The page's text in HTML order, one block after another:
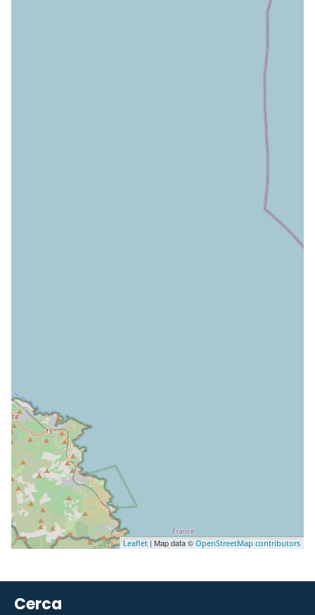
Leaflet | Map data © OpenStreetMap contributors
Cerca